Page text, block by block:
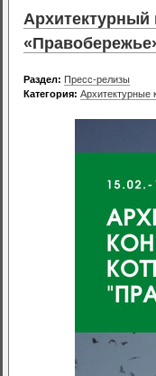
Архитектурный
Раздел: Пресс-релизы
Категория: Архитектурные